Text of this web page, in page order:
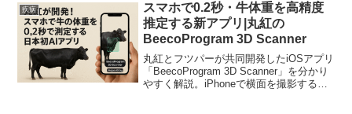
疾病
スマホで0.2秒・牛体重を高精度
推定する新アプリ|丸紅の
BeecoProgram 3D Scanner
丸紅とフツパーが共同開発したiOSアプリ
「BeecoProgram 3D Scanner」を分かり
やすく解説。iPhoneで横面を撮影するだ